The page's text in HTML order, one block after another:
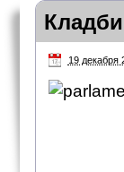
19 декабря